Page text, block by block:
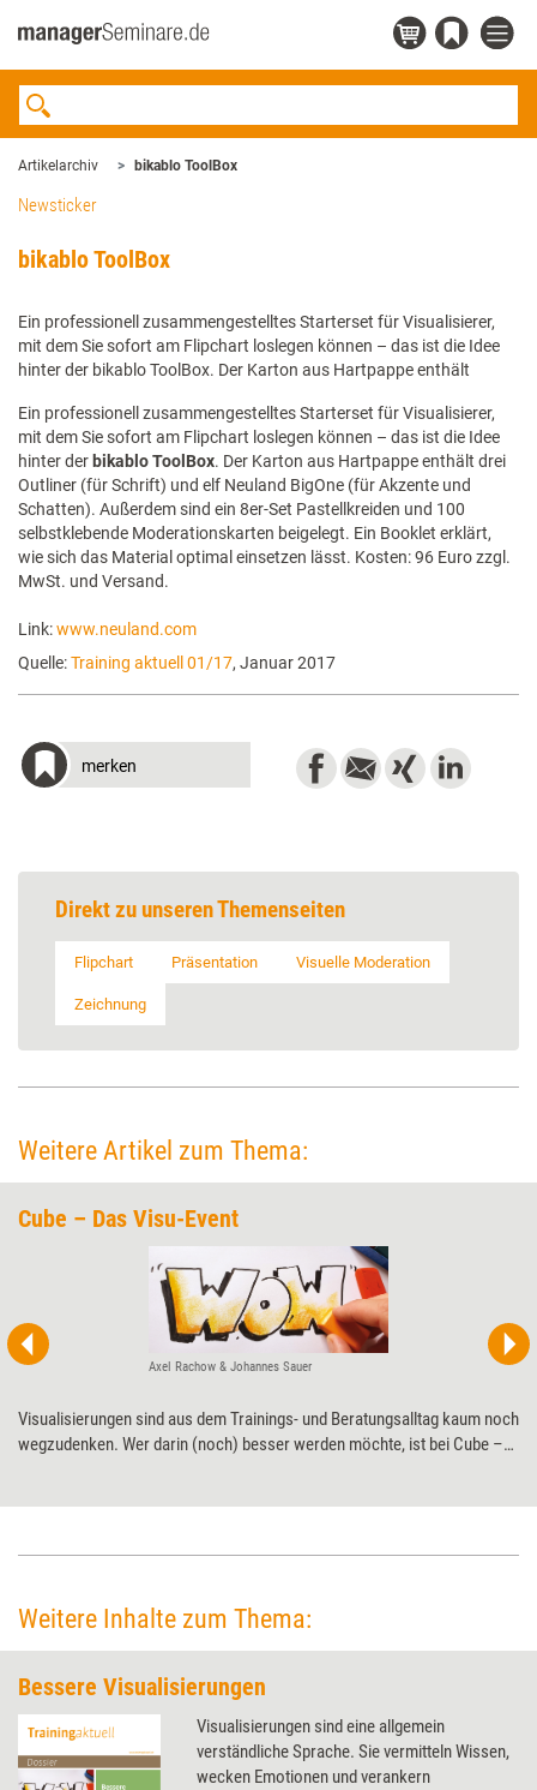
Artikelarchiv bikablo ToolBox
Newsticker
bikablo ToolBox
Ein professionell zusammengestelltes Starterset für Visualisierer,
mit dem Sie sofort am Flipchart loslegen können – das ist die Idee
hinter der bikablo ToolBox. Der Karton aus Hartpappe enthält
Ein professionell zusammengestelltes Starterset für Visualisierer,
mit dem Sie sofort am Flipchart loslegen können – das ist die Idee
hinter der bikablo ToolBox. Der Karton aus Hartpappe enthält drei
Outliner (für Schrift) und elf Neuland BigOne (für Akzente und
Schatten). Außerdem sind ein 8er-Set Pastellkreiden und 100
selbstklebende Moderationskarten beigelegt. Ein Booklet erklärt,
wie sich das Material optimal einsetzen lässt. Kosten: 96 Euro zzgl.
MwSt. und Versand.
Link:www.neuland.com
Quelle:Training aktuell 01/17, Januar 2017
merken
Direkt zu unseren Themenseiten
Flipchart Präsentation Visuelle Moderation
Zeichnung
Weitere Artikel zum Thema:
Cube – Das Visu-Event
Axel Rachow & Johannes Sauer
Visualisierungen sind aus dem Trainings- und Beratungsalltag kaum noch
wegzudenken. Wer darin (noch) besser werden möchte, ist bei Cube –
Weitere Inhalte zum Thema:
Bessere Visualisierungen
Visualisierungen sind eine allgemein
verständliche Sprache. Sie vermitteln Wissen,
wecken Emotionen und verankern